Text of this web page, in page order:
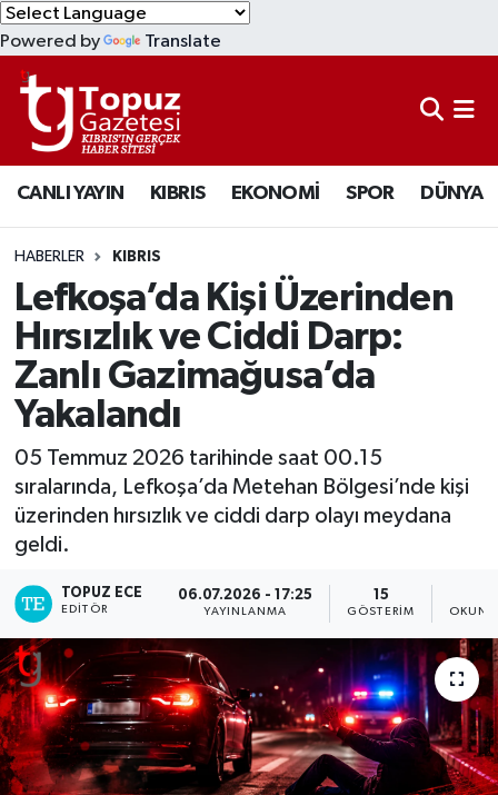
Powered by Translate
CANLI YAYIN KIBRIS EKONOMİ SPOR DÜNYA
HABERLER KIBRIS
Lefkoşa’da Kişi Üzerinden
Hırsızlık ve Ciddi Darp:
Zanlı Gazimağusa’da
Yakalandı
05 Temmuz 2026 tarihinde saat 00.15
sıralarında, Lefkoşa’da Metehan Bölgesi’nde kişi
üzerinden hırsızlık ve ciddi darp olayı meydana
geldi.
TOPUZ ECE
EDITÖR
06.07.2026 - 17:25
YAYINLANMA
15
GÖSTERIM
KIBRIS
DÜNYA
EKONOMİ
MAGAZİN
SAĞLIK
SPOR
TEKNOLOJİ
TÜRKİYE
Lefkoşa Nöbetçi Eczaneler
Lefkoşa Hava Durumu
Lefkoşa Trafik Yoğunluk Haritası
Süper Lig Puan Durumu ve Fikstür
Tüm Manşetler
Son Dakika Haberleri
Haber Arşivi